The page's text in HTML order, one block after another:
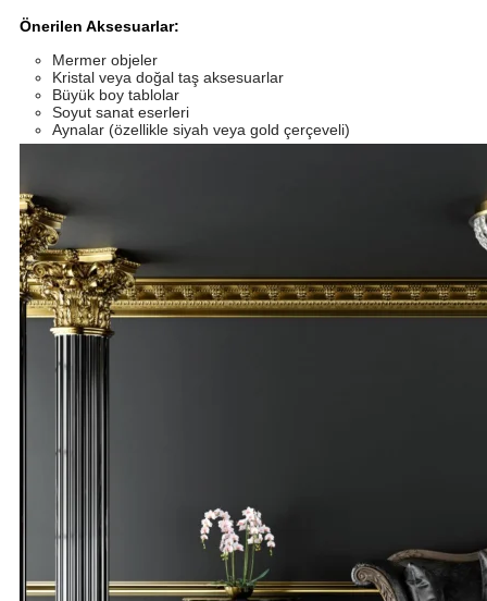
Önerilen Aksesuarlar:
Mermer objeler
Kristal veya doğal taş aksesuarlar
Büyük boy tablolar
Soyut sanat eserleri
Aynalar (özellikle siyah veya gold çerçeveli)